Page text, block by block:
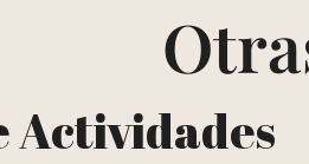
Actividades